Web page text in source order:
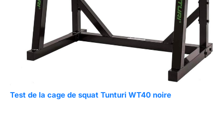
Test de la cage de squat Tunturi WT40 noire